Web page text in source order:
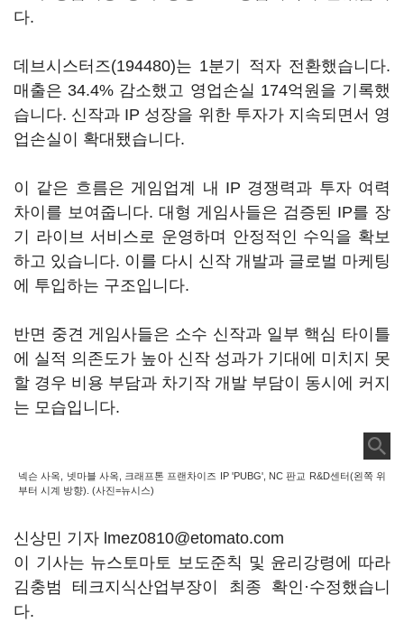
다.
데브시스터즈(194480)는 1분기 적자 전환했습니다.
매출은 34.4% 감소했고 영업손실 174억원을 기록했
습니다. 신작과 IP 성장을 위한 투자가 지속되면서 영
업손실이 확대됐습니다.
이 같은 흐름은 게임업계 내 IP 경쟁력과 투자 여력
차이를 보여줍니다. 대형 게임사들은 검증된 IP를 장
기 라이브 서비스로 운영하며 안정적인 수익을 확보
하고 있습니다. 이를 다시 신작 개발과 글로벌 마케팅
에 투입하는 구조입니다.
반면 중견 게임사들은 소수 신작과 일부 핵심 타이틀
에 실적 의존도가 높아 신작 성과가 기대에 미치지 못
할 경우 비용 부담과 차기작 개발 부담이 동시에 커지
는 모습입니다.
넥슨 사옥, 넷마블 사옥, 크래프톤 프랜차이즈 IP 'PUBG', NC 판교 R&D센터(왼쪽 위
부터 시계 방향). (사진=뉴시스)
신상민 기자 lmez0810@etomato.com
이 기사는 뉴스토마토 보도준칙 및 윤리강령에 따라
김충범 테크지식산업부장이 최종 확인·수정했습니
다.